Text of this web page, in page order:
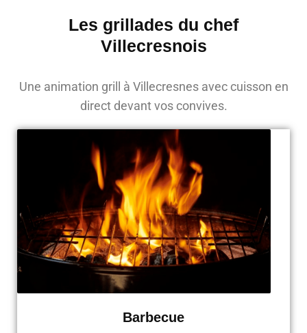
Les grillades du chef
Villecresnois
Une animation grill à Villecresnes avec cuisson en
direct devant vos convives.
Barbecue